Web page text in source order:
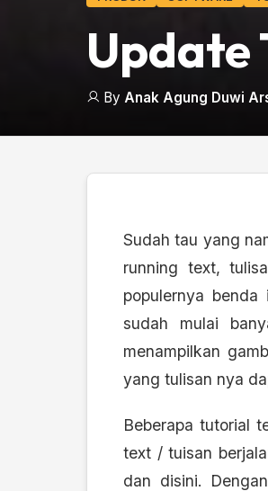
Update
By Anak Agung Duwi
Sudah tau yang
running text,
populernya
sudah mulai
menampilkan
yang tulisan nya
Beberapa tutorial
text / tuisan
dan disini.